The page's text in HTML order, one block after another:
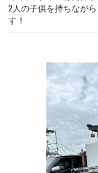
2人の子供を持ちなが
す！